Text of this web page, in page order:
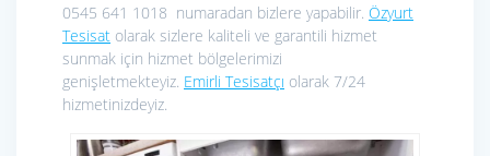
0545 641 1018 numaradan bizlere yapabilir. Özyurt
Tesisat olarak sizlere kaliteli ve garantili hizmet
sunmak için hizmet bölgelerimizi
genişletmekteyiz. Emirli Tesisatçı olarak 7/24
hizmetinizdeyiz.